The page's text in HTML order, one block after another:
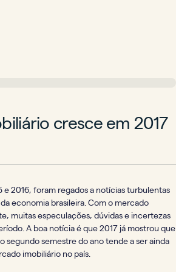
cresce em 2017
e 2016, foram regados a notícias turbulentas
economia brasileira. Com o mercado
muitas especulações, dúvidas e incertezas
A boa notícia é que 2017 já mostrou que
segundo semestre do ano tende a ser ainda
imobiliário no país.